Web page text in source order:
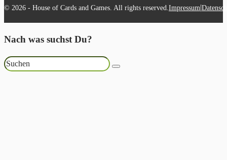
© 2026 - House of Cards and Games. All rights reserved. Impressum|
Nach was suchst Du?
Suchen